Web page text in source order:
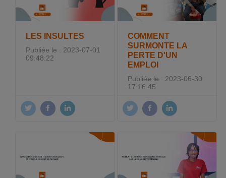
LES INSULTES
Publiée le : 2023-07-01
09:48:22
COMMENT
SURMONTE LA
PERTE D'UN
EMPLOI
Publiée le : 2023-06-30
17:16:45